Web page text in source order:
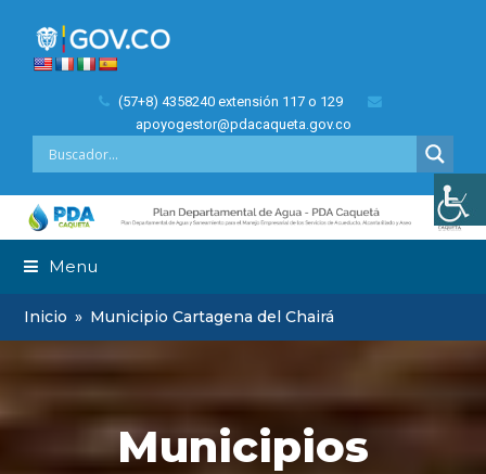
(57+8) 4358240 extensión 117 o 129
apoyogestor@pdacaqueta.gov.co
Menu
Inicio » Municipio Cartagena del Chairá
Municipios